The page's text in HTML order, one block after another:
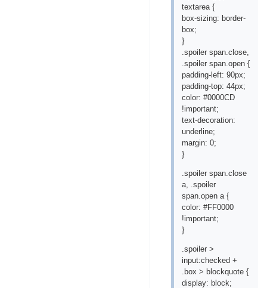
textarea {
box-sizing: border-
box;
}
.spoiler span.close,
.spoiler span.open {
padding-left: 90px;
padding-top: 44px;
color: #0000CD
!important;
text-decoration:
underline;
margin: 0;
}
.spoiler span.close
a, .spoiler
span.open a {
color: #FF0000
!important;
}
.spoiler >
input:checked +
.box > blockquote {
display: block;